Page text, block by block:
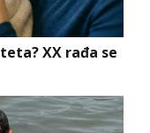
XX rađa se